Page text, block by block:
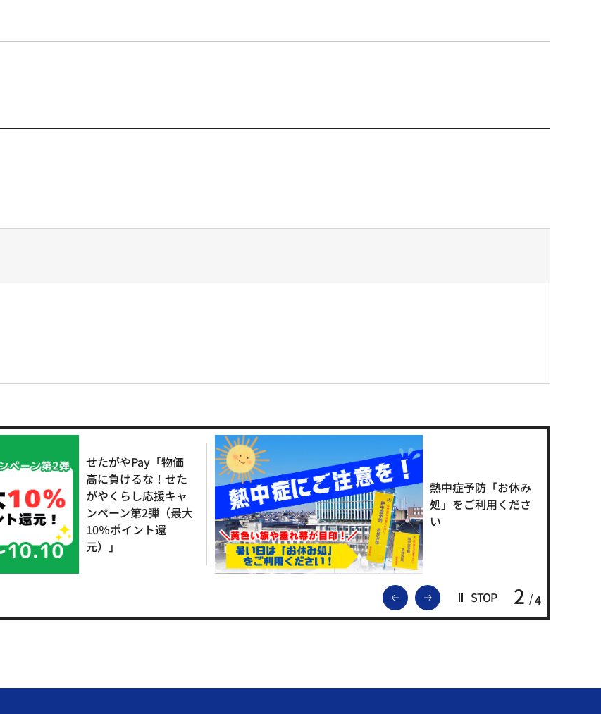
前のスライドを表示
次のスライドを表示
STOP 2 4
せたがやPay「物価
高に負けるな！せた
がやくらし応援キャ
ンペーン第2弾（最大
10％ポイント還
元）」
熱中症予防「お休み
処」をご利用くださ
い